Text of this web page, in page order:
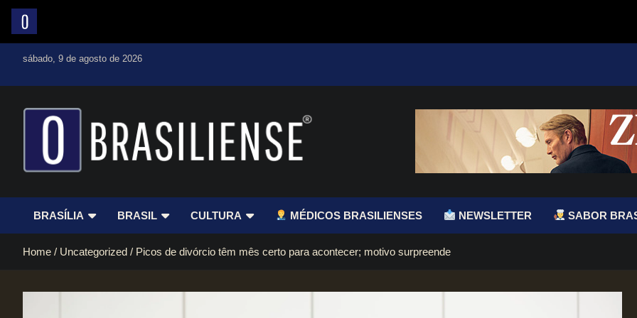
sábado, 9 de agosto de 2026
BRASÍLIA BRASIL CULTURA MÉDICOS BRASILIENSES NEWSLETTER SABOR
Home Uncategorized Picos de divórcio têm mês certo para acontecer; motivo surpreende